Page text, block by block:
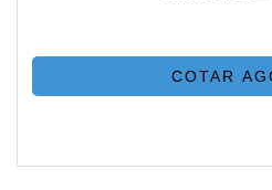
COTAR